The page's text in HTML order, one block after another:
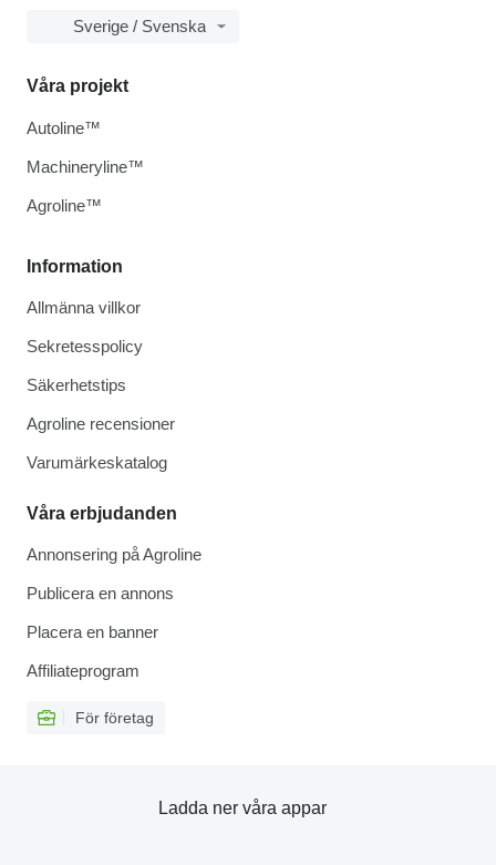
Sverige / Svenska
Information
Allmänna villkor
Sekretesspolicy
Säkerhetstips
Agroline recensioner
Varumärkeskatalog
Våra erbjudanden
Annonsering på Agroline
Publicera en annons
Placera en banner
Affiliateprogram
För företag
Våra projekt
Autoline™
Machineryline™
Agroline™
Ladda ner våra appar